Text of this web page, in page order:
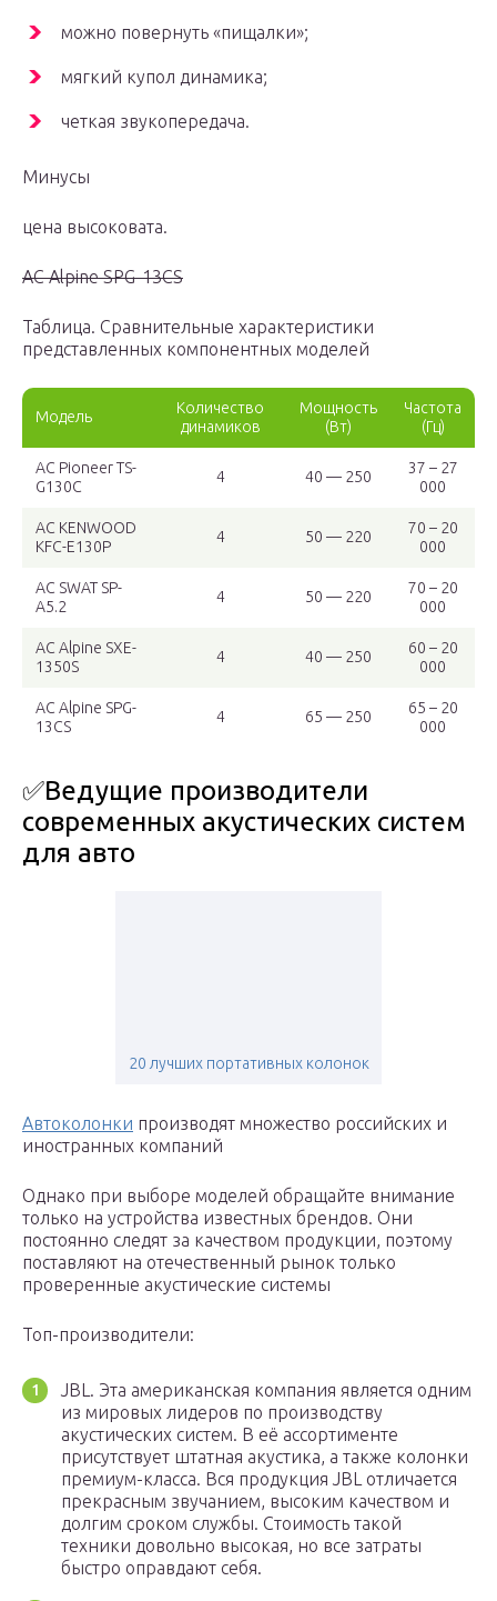
можно повернуть «пищалки»;
мягкий купол динамика;
четкая звукопередача.
Минусы
цена высоковата.
АС Alpine SPG-13CS
Таблица. Сравнительные характеристики
представленных компонентных моделей
Модель
Количество
динамиков
Мощность
(Вт)
Частота
(Гц)
АС Pioneer TS-
G130C
4 40 — 250
37 – 27
000
АС KENWOOD
KFC-E130P
4 50 — 220
70 – 20
000
АС SWAT SP-
A5.2
4 50 — 220
70 – 20
000
АС Alpine SXE-
1350S
4 40 — 250
60 – 20
000
АС Alpine SPG-
13CS
4 65 — 250
65 – 20
000
✅Ведущие производители
современных акустических систем
для авто
20 лучших портативных колонок
Автоколонки производят множество российских и
иностранных компаний
Однако при выборе моделей обращайте внимание
только на устройства известных брендов. Они
постоянно следят за качеством продукции, поэтому
поставляют на отечественный рынок только
проверенные акустические системы
Топ-производители:
JBL. Эта американская компания является одним
из мировых лидеров по производству
акустических систем. В её ассортименте
присутствует штатная акустика, а также колонки
премиум-класса. Вся продукция JBL отличается
прекрасным звучанием, высоким качеством и
долгим сроком службы. Стоимость такой
техники довольно высокая, но все затраты
быстро оправдают себя.